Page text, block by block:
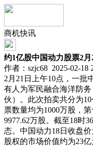
商机快讯
约1亿股中国动力股票2
作者：szjc68 2025-02-18
2月21日上午10点，一批
有人为军民融合海洋防
伙）。此次拍卖共分为
票数量均为1000万股，
9977.62万股。截至18时
态。中国动力18日收盘
股权的市场价值约为23亿